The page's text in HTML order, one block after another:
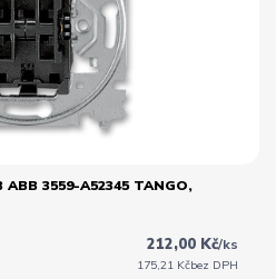
ABB 3559-A52345 TANGO,
212,00 Kč/ks
175,21 Kčbez DPH